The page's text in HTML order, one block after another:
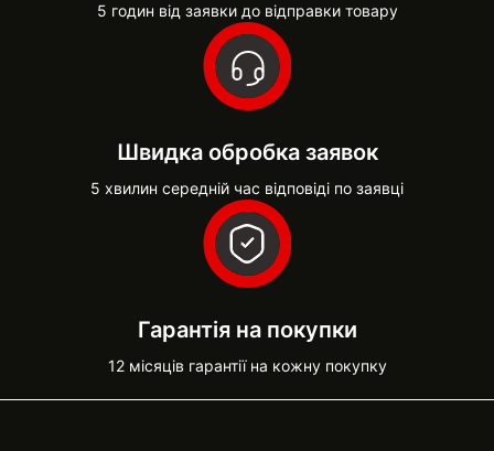
5 годин від заявки до відправки товару
Швидка обробка заявок
5 хвилин середній час відповіді по заявці
Гарантія на покупки
12 місяців гарантії на кожну покупку